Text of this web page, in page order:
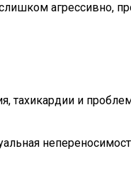
агрессивно,
тахикардии и